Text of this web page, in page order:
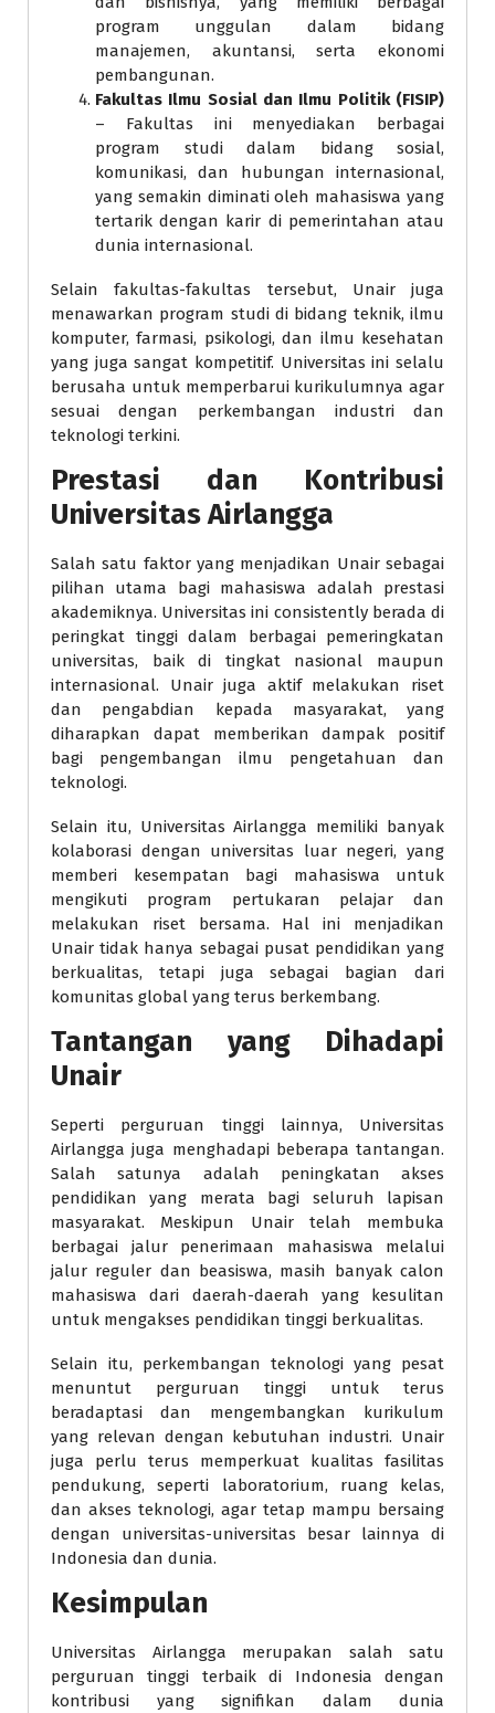
program unggulan dalam bidang
manajemen, akuntansi, serta ekonomi
pembangunan.
Fakultas Ilmu Sosial dan Ilmu Politik (FISIP)
– Fakultas ini menyediakan berbagai
program studi dalam bidang sosial,
komunikasi, dan hubungan internasional,
yang semakin diminati oleh mahasiswa yang
tertarik dengan karir di pemerintahan atau
dunia internasional.
Selain fakultas-fakultas tersebut, Unair juga
menawarkan program studi di bidang teknik, ilmu
komputer, farmasi, psikologi, dan ilmu kesehatan
yang juga sangat kompetitif. Universitas ini selalu
berusaha untuk memperbarui kurikulumnya agar
sesuai dengan perkembangan industri dan
teknologi terkini.
Prestasi dan Kontribusi
Universitas Airlangga
Salah satu faktor yang menjadikan Unair sebagai
pilihan utama bagi mahasiswa adalah prestasi
akademiknya. Universitas ini consistently berada di
peringkat tinggi dalam berbagai pemeringkatan
universitas, baik di tingkat nasional maupun
internasional. Unair juga aktif melakukan riset
dan pengabdian kepada masyarakat, yang
diharapkan dapat memberikan dampak positif
bagi pengembangan ilmu pengetahuan dan
teknologi.
Selain itu, Universitas Airlangga memiliki banyak
kolaborasi dengan universitas luar negeri, yang
memberi kesempatan bagi mahasiswa untuk
mengikuti program pertukaran pelajar dan
melakukan riset bersama. Hal ini menjadikan
Unair tidak hanya sebagai pusat pendidikan yang
berkualitas, tetapi juga sebagai bagian dari
komunitas global yang terus berkembang.
Tantangan yang Dihadapi
Unair
Seperti perguruan tinggi lainnya, Universitas
Airlangga juga menghadapi beberapa tantangan.
Salah satunya adalah peningkatan akses
pendidikan yang merata bagi seluruh lapisan
masyarakat. Meskipun Unair telah membuka
berbagai jalur penerimaan mahasiswa melalui
jalur reguler dan beasiswa, masih banyak calon
mahasiswa dari daerah-daerah yang kesulitan
untuk mengakses pendidikan tinggi berkualitas.
Selain itu, perkembangan teknologi yang pesat
menuntut perguruan tinggi untuk terus
beradaptasi dan mengembangkan kurikulum
yang relevan dengan kebutuhan industri. Unair
juga perlu terus memperkuat kualitas fasilitas
pendukung, seperti laboratorium, ruang kelas,
dan akses teknologi, agar tetap mampu bersaing
dengan universitas-universitas besar lainnya di
Indonesia dan dunia.
Kesimpulan
Universitas Airlangga merupakan salah satu
perguruan tinggi terbaik di Indonesia dengan
kontribusi yang signifikan dalam dunia